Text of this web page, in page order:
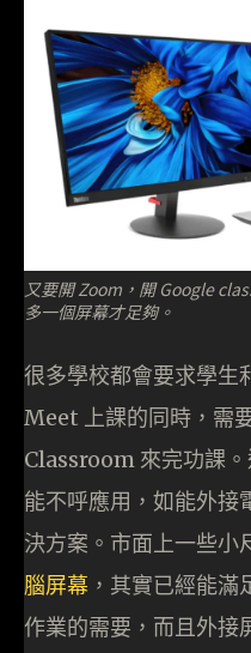
又要開 Zoom，開 Google
多一個屏幕才足夠。
很多學校都會要求學
Meet 上課的同時，需
Classroom 來完功課
能不呼應用，如能外接
決方案。市面上一些小
腦屏幕 ，其實已經能
作業的需要，而且外接